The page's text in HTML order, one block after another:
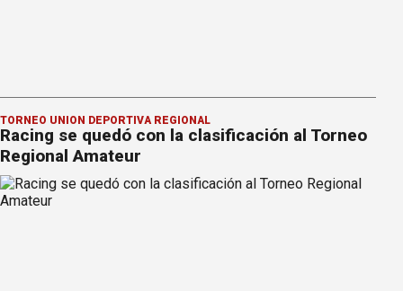
TORNEO UNIÓN DEPORTIVA REGIONAL
Racing se quedó con la clasificación al Torneo
Regional Amateur